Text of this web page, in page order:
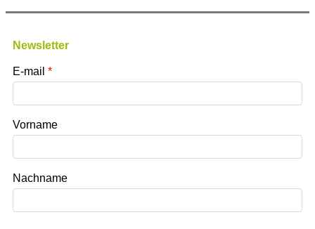
Newsletter
E-mail
Vorname
Nachname